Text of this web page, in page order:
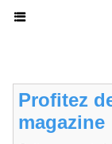
Profitez
magazine